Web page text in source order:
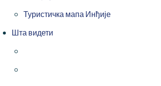
Туристичка мапа Инђије
Шта видети